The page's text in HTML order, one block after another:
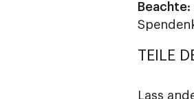
Beachte:
TEILE
Lass